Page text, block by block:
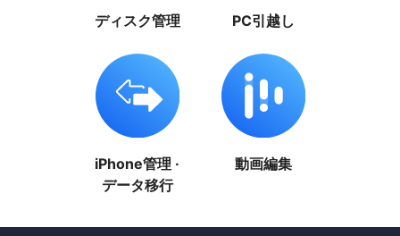
ディスク管理 PC引越し
iPhone管理 ·
データ移行
動画編集